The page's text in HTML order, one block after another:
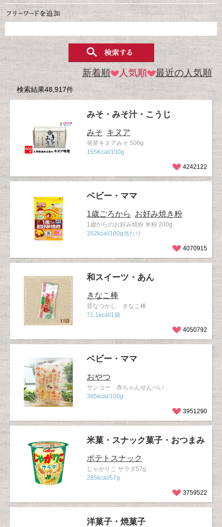
新着順 人気順 最近の人気順
検索結果48,917件
みそ・みそ汁・こうじ
みそ キヌア
発芽キヌアみそ 500g
155Kcal/100g
4242122
ベビー・ママ
1歳ごろから お好み焼き粉
1歳からのお好み焼粉 米粉 200g
352kcal/100g当たり
4070915
和スイーツ・あん
きなこ棒
昔なつかし きなこ棒
71.1kcal/1袋
4050792
ベビー・ママ
おやつ
サンコー 赤ちゃんせんべい
385kcal/100g
3951290
米菓・スナック菓子・おつまみ
ポテトスナック
じゃがりこ サラダ57g
285kcal/57g
3759522
洋菓子・焼菓子